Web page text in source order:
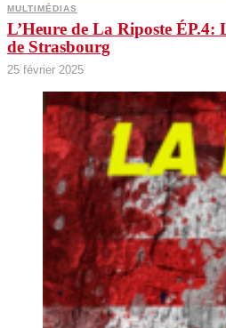
MULTIMÉDIAS
L’Heure de La Riposte ÉP.4:
de Strasbourg
25 février 2025